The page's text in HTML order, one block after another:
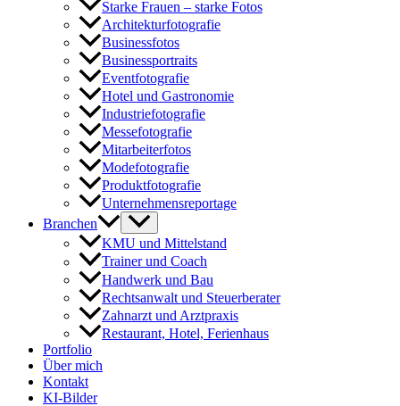
Starke Frauen – starke Fotos
Architekturfotografie
Businessfotos
Businessportraits
Eventfotografie
Hotel und Gastronomie
Industriefotografie
Messefotografie
Mitarbeiterfotos
Modefotografie
Produktfotografie
Unternehmensreportage
Branchen
KMU und Mittelstand
Trainer und Coach
Handwerk und Bau
Rechtsanwalt und Steuerberater
Zahnarzt und Arztpraxis
Restaurant, Hotel, Ferienhaus
Portfolio
Über mich
Kontakt
KI-Bilder